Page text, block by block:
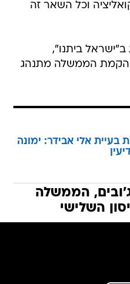
וכל השאר זה
ביתנו",
הקמת הממשלה מתנהג
בעיית אלי אבידר: ימונה
הממשלה
השלישי